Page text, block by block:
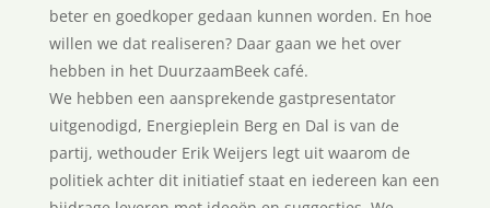
beter en goedkoper gedaan kunnen worden. En hoe
willen we dat realiseren? Daar gaan we het over
hebben in het DuurzaamBeek café.
We hebben een aansprekende gastpresentator
uitgenodigd, Energieplein Berg en Dal is van de
partij, wethouder Erik Weijers legt uit waarom de
politiek achter dit initiatief staat en iedereen kan een